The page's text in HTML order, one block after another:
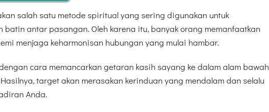
salah satu metode spiritual yang sering digunakan untuk
batin antar pasangan. Oleh karena itu, banyak orang memanfaatkan
menjaga keharmonisan hubungan yang mulai hambar.
cara memancarkan getaran kasih sayang ke dalam alam bawah
target akan merasakan kerinduan yang mendalam dan selalu
Anda.